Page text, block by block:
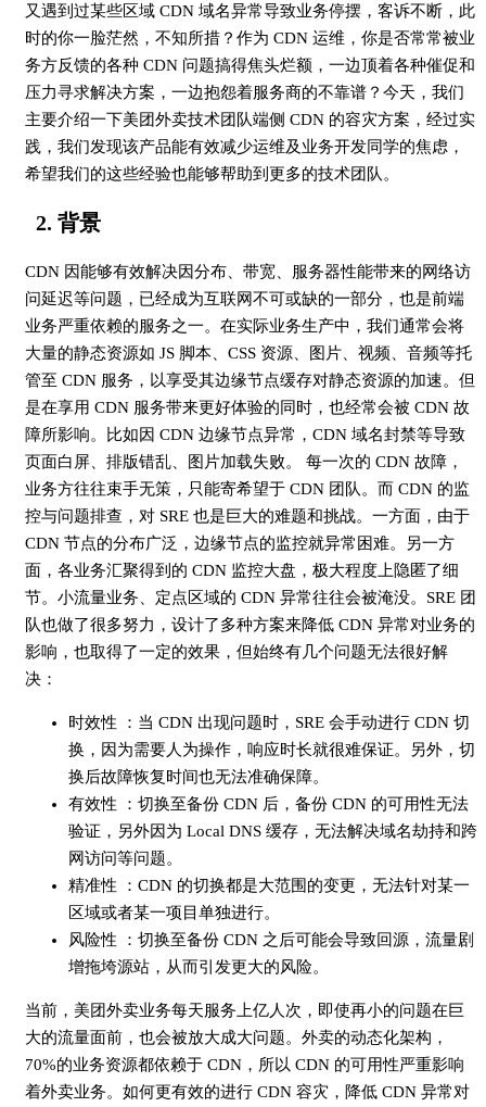
又遇到过某些区域 CDN 域名异常导致业务停摆，客诉不断，此
时的你一脸茫然，不知所措？作为 CDN 运维，你是否常常被业
务方反馈的各种 CDN 问题搞得焦头烂额，一边顶着各种催促和
压力寻求解决方案，一边抱怨着服务商的不靠谱？今天，我们
主要介绍一下美团外卖技术团队端侧 CDN 的容灾方案，经过实
践，我们发现该产品能有效减少运维及业务开发同学的焦虑，
希望我们的这些经验也能够帮助到更多的技术团队。
2. 背景
CDN 因能够有效解决因分布、带宽、服务器性能带来的网络访
问延迟等问题，已经成为互联网不可或缺的一部分，也是前端
业务严重依赖的服务之一。在实际业务生产中，我们通常会将
大量的静态资源如 JS 脚本、CSS 资源、图片、视频、音频等托
管至 CDN 服务，以享受其边缘节点缓存对静态资源的加速。但
是在享用 CDN 服务带来更好体验的同时，也经常会被 CDN 故
障所影响。比如因 CDN 边缘节点异常，CDN 域名封禁等导致
页面白屏、排版错乱、图片加载失败。 每一次的 CDN 故障，
业务方往往束手无策，只能寄希望于 CDN 团队。而 CDN 的监
控与问题排查，对 SRE 也是巨大的难题和挑战。一方面，由于
CDN 节点的分布广泛，边缘节点的监控就异常困难。另一方
面，各业务汇聚得到的 CDN 监控大盘，极大程度上隐匿了细
节。小流量业务、定点区域的 CDN 异常往往会被淹没。SRE 团
队也做了很多努力，设计了多种方案来降低 CDN 异常对业务的
影响，也取得了一定的效果，但始终有几个问题无法很好解
决：
时效性 ：当 CDN 出现问题时，SRE 会手动进行 CDN 切
换，因为需要人为操作，响应时长就很难保证。另外，切
换后故障恢复时间也无法准确保障。
有效性 ：切换至备份 CDN 后，备份 CDN 的可用性无法
验证，另外因为 Local DNS 缓存，无法解决域名劫持和跨
网访问等问题。
精准性 ：CDN 的切换都是大范围的变更，无法针对某一
区域或者某一项目单独进行。
风险性 ：切换至备份 CDN 之后可能会导致回源，流量剧
增拖垮源站，从而引发更大的风险。
当前，美团外卖业务每天服务上亿人次，即使再小的问题在巨
大的流量面前，也会被放大成大问题。外卖的动态化架构，
70%的业务资源都依赖于 CDN，所以 CDN 的可用性严重影响
着外卖业务。如何更有效的进行 CDN 容灾，降低 CDN 异常对